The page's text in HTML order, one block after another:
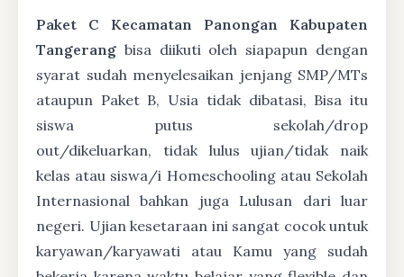
Paket C Kecamatan Panongan Kabupaten
Tangerang bisa diikuti oleh siapapun dengan
syarat sudah menyelesaikan jenjang SMP/MTs
ataupun Paket B, Usia tidak dibatasi, Bisa itu
siswa putus sekolah/drop
out/dikeluarkan, tidak lulus ujian/tidak naik
kelas atau siswa/i Homeschooling atau Sekolah
Internasional bahkan juga Lulusan dari luar
negeri. Ujian kesetaraan ini sangat cocok untuk
karyawan/karyawati atau Kamu yang sudah